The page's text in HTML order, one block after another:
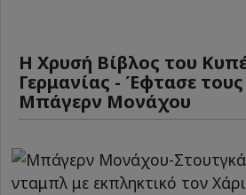
Η Χρυσή Βίβλος του
Γερμανίας - Έφτασε τους
Μπάγερν Μονάχου